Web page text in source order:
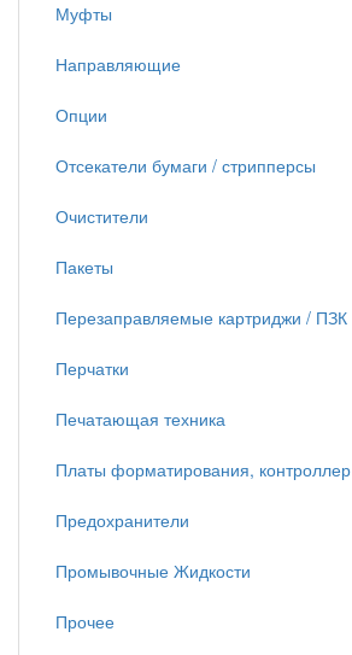
Муфты
Направляющие
Опции
Отсекатели бумаги / стрипперсы
Очистители
Пакеты
Перезаправляемые картриджи / ПЗК
Перчатки
Печатающая техника
Платы форматирования, контроллер
Предохранители
Промывочные Жидкости
Прочее